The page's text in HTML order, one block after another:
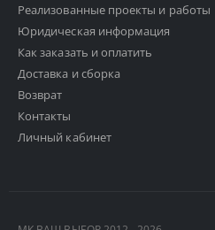
Реализованные проекты и работы
Юридическая информация
Как заказать и оплатить
Доставка и сборка
Возврат
Контакты
Личный кабинет